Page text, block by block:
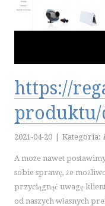
https://
produktu/
2021-04-20 Kategoria:
A może nawet
sobie sprawę, że
przyciągnąć uwagę
od naszych własnych